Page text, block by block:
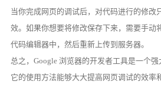
当你完成网页的调试后，对代码进行的修改
效。如果你想要将修改保存下来，需要手动
代码编辑器中，然后重新上传到服务器。
总之，Google 浏览器的开发者工具是一个
它的使用方法能够大大提高网页调试的效率